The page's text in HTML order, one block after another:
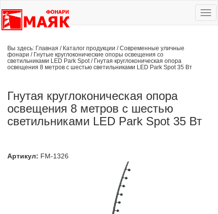
Вы здесь: Главная / Каталог продукции /Современные уличные
фонари / Гнутые круглоконические опоры освещения со
светильниками LED Park Spot / Гнутая круглоконическая опора
освещения 8 метров с шестью светильниками LED Park Spot 35 Вт
Гнутая круглоконическая опора
освещения 8 метров с шестью
светильниками LED Park Spot 35 Вт
Артикул: FM-1326